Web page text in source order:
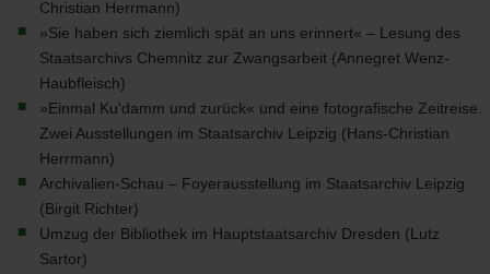
Christian Herrmann)
»Sie haben sich ziemlich spät an uns erinnert« – Lesung des
Staatsarchivs Chemnitz zur Zwangsarbeit (Annegret Wenz-
Haubfleisch)
»Einmal Ku'damm und zurück« und eine fotografische Zeitreise.
Zwei Ausstellungen im Staatsarchiv Leipzig (Hans-Christian
Herrmann)
Archivalien-Schau – Foyerausstellung im Staatsarchiv Leipzig
(Birgit Richter)
Umzug der Bibliothek im Hauptstaatsarchiv Dresden (Lutz
Sartor)